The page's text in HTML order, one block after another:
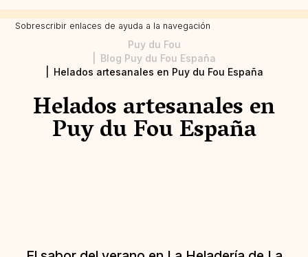
Sobrescribir enlaces de ayuda a la navegación
Puy du Fou
Blog Puy du Fou España
Helados artesanales en Puy du Fou España
Helados artesanales en
Puy du Fou España